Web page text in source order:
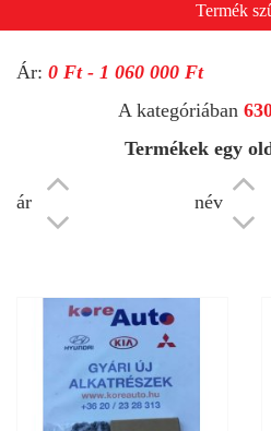
Termék
Ár: 0 Ft - 1 060 000 Ft
A kategóriában
Termékek egy
ár név